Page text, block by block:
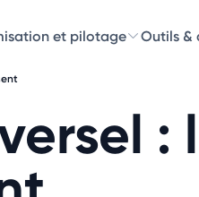
et pilotage Outils &
:
Choisissez les